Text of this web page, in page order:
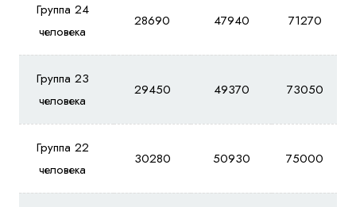
Группа 24
человека
28690 47940 71270
Группа 23
человека
29450 49370 73050
Группа 22
человека
30280 50930 75000